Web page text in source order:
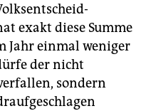
exakt diese Summe
Jahr einmal weniger
der nicht
sondern